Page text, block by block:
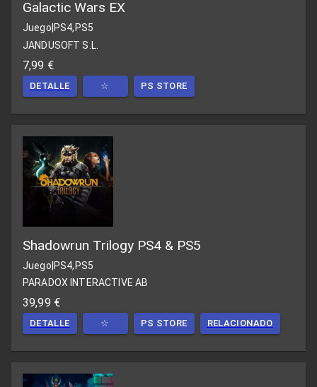
Galactic Wars EX
Juego PS4,PS5
JANDUSOFT S.L.
7,99 €
DETALLE ☆ PS STORE
Shadowrun Trilogy PS4 & PS5
Juego|PS4,PS5
PARADOX INTERACTIVE AB
39,99 €
DETALLE ☆ PS STORE RELACIONADO